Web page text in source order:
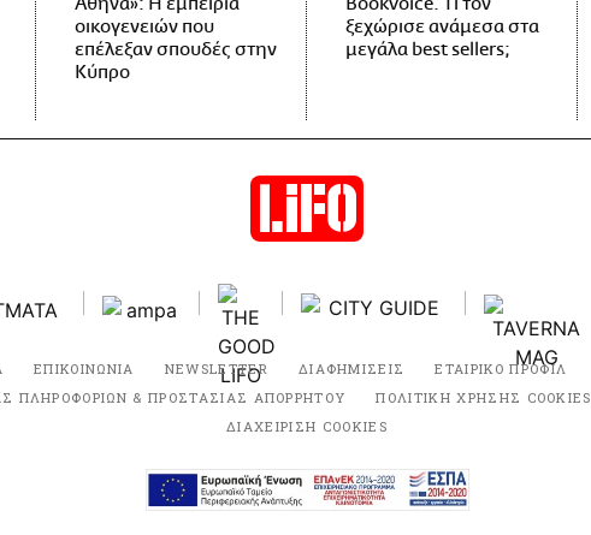
Αθήνα»: Η εμπειρία
οικογενειών που
επέλεξαν σπουδές στην
Κύπρο
Bookvoice. Τι τον
ξεχώρισε ανάμεσα στα
μεγάλα best sellers;
ΕΠΙΚΟΙΝΩΝΙΑ NEWSLETTER ΔΙΑΦΗΜΙΣΕΙΣ ΕΤΑΙΡΙΚΟ ΠΡΟΦΙΛ
ΠΛΗΡΟΦΟΡΙΩΝ & ΠΡΟΣΤΑΣΙΑΣ ΑΠΟΡΡΗΤΟΥ
ΠΟΛΙΤΙΚΗ ΧΡΗΣΗΣ COOKIES
ΔΙΑΧΕΙΡΙΣΗ COOKIES